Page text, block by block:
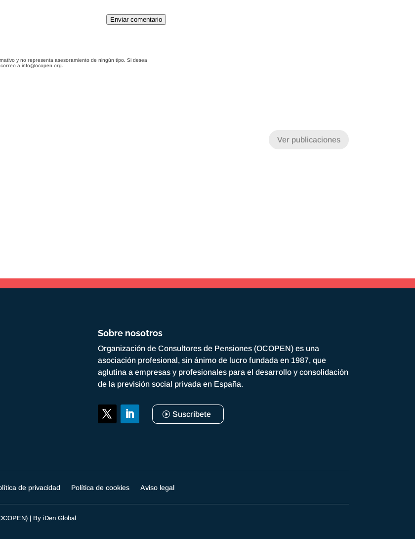
Enviar comentario
y no representa asesoramiento de ningún tipo. Si desea
a info@ocopen.org.
Ver publicaciones
Sobre nosotros
Organización de Consultores de Pensiones (OCOPEN) es una
asociación profesional, sin ánimo de lucro fundada en 1987, que
aglutina a empresas y profesionales para el desarrollo y consolidación
de la previsión social privada en España.
Suscríbete
de privacidad Política de cookies Aviso legal
| ByiDen Global